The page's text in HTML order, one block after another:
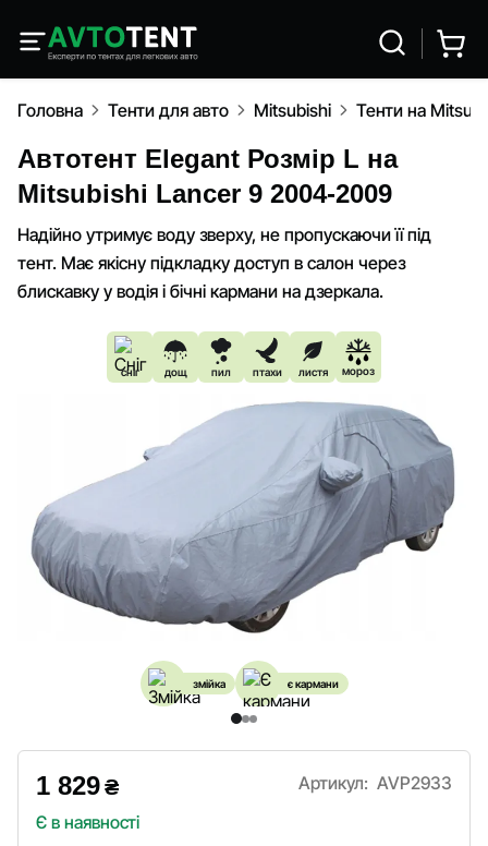
Головна Тенти для авто Mitsubishi Тенти на
Автотент Elegant Розмір L на
Mitsubishi Lancer 9 2004-2009
Надійно утримує воду зверху, не пропускаючи її під
тент. Має якісну підкладку доступ в салон через
блискавку у водія і бічні кармани на дзеркала.
сніг дощ пил птахи листя мороз
змійка є кармани
1 829₴
Є в наявності
Артикул: AVP2933